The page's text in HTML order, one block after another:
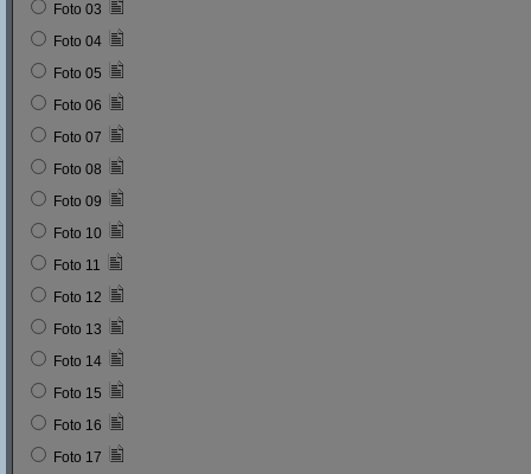
Foto 03
Foto 04
Foto 05
Foto 06
Foto 07
Foto 08
Foto 09
Foto 10
Foto 11
Foto 12
Foto 13
Foto 14
Foto 15
Foto 16
Foto 17